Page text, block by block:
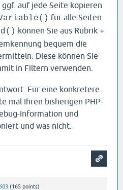
auf jede Seite kopieren
für alle Seiten
können Sie aus Rubrik +
bequem die
Diese können Sie
in Filtern verwenden.
Für eine konkretere
mal Ihren bisherigen PHP-
Information und
und was nicht.
(165 points)